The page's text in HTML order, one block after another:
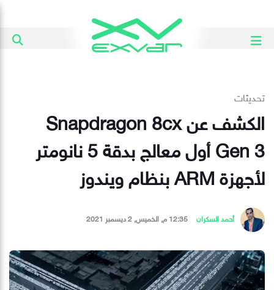
تحديثات
الكشف عن Snapdragon 8cx
Gen 3 أول معالج بدقة 5 نانومتر
لأجهزة ARM بنظام ويندوز
أحمد السكران 12:35 م, الخميس, 2 ديسمبر 2021